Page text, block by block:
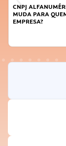
CNPJ
MUDA PARA
EMPRESA?